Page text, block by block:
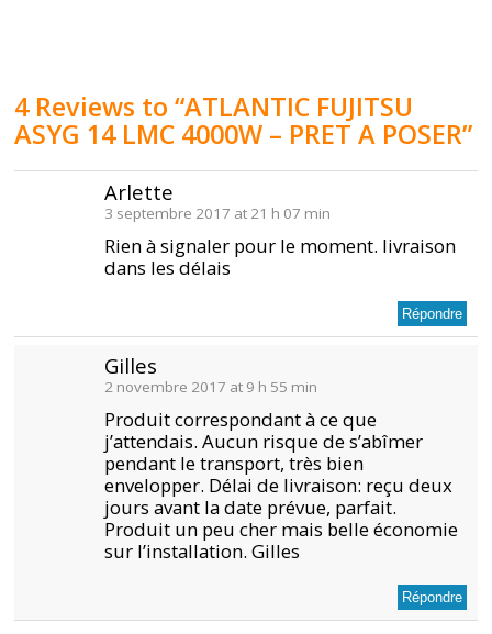
4 Reviews to “ATLANTIC FUJITSU
ASYG 14 LMC 4000W – PRET A POSER”
Arlette
3 septembre 2017 at 21 h 07 min
Rien à signaler pour le moment. livraison
dans les délais
Répondre
Gilles
2 novembre 2017 at 9 h 55 min
Produit correspondant à ce que
j’attendais. Aucun risque de s’abîmer
pendant le transport, très bien
envelopper. Délai de livraison: reçu deux
jours avant la date prévue, parfait.
Produit un peu cher mais belle économie
sur l’installation. Gilles
Répondre